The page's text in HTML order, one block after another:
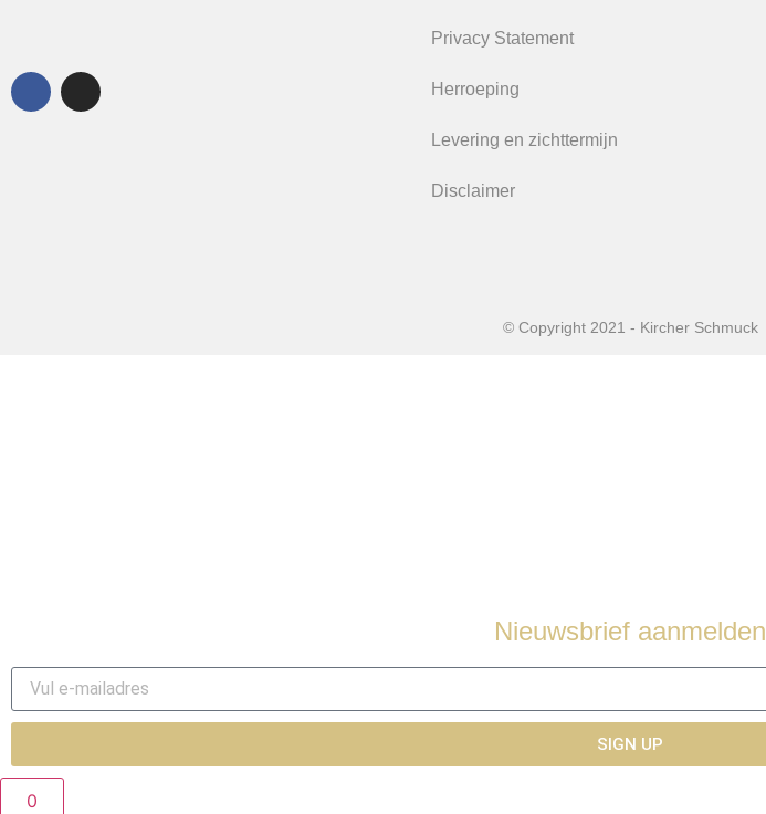
Privacy Statement
Herroeping
Levering en zichttermijn
Disclaimer
© Copyright 2021 - Kircher Schmuck
Nieuwsbrief aanmelden
SIGN UP
0